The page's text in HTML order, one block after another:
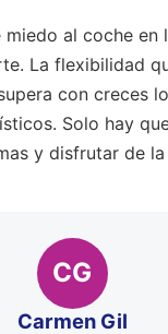
miedo al coche en
La flexibilidad
con creces
Solo hay
y disfrutar de
CG
Carmen Gil